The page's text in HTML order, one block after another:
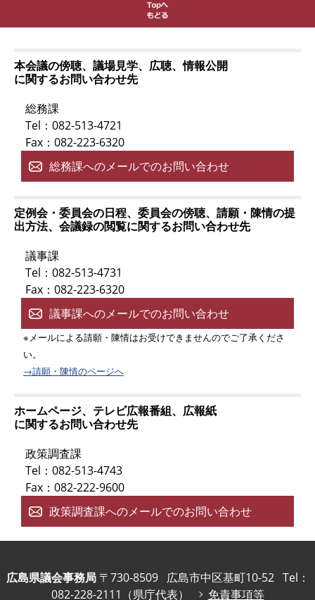
本会議の傍聴、議場見学、広聴、情報公開
に関するお問い合わせ先
総務課
Tel：082-513-4721
Fax：082-223-6320
総務課へのメールでのお問い合わせ
定例会・委員会の日程、委員会の傍聴、請願・陳情の提
出方法、会議録の閲覧に関するお問い合わせ先
議事課
Tel：082-513-4731
Fax：082-223-6320
議事課へのメールでのお問い合わせ
※メールによる請願・陳情はお受けできませんのでご了承くださ
い。
→請願・陳情のページへ
ホームページ、テレビ広報番組、広報紙
に関するお問い合わせ先
政策調査課
Tel：082-513-4743
Fax：082-222-9600
政策調査課へのメールでのお問い合わせ
広島県議会事務局 〒730-8509 広島市中区基町10-52 Tel：
082-228-2111（県庁代表）
免責事項等